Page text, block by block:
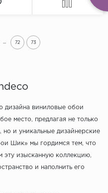
72 73
дизайна виниловые обои
место, предлагая не только
но и уникальные дизайнерские
Шик» мы гордимся тем, что
эту изысканную коллекцию,
и наполнить его